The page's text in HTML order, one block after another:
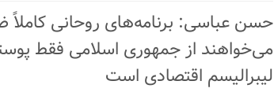
حسن عباسی: برنامه‌های روحانی
لیبرالیسم اقتصادی است